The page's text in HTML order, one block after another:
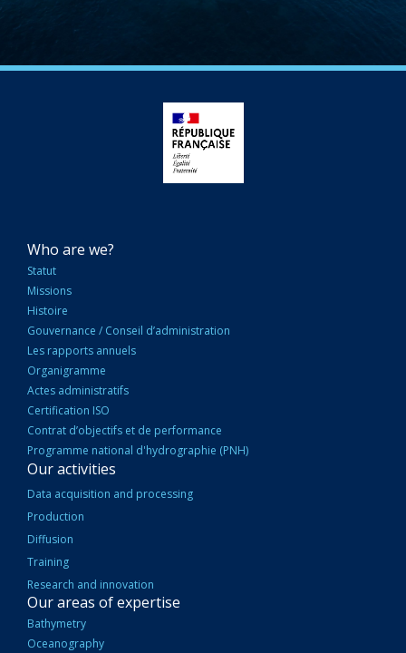
NAVIGATION
PRINCIPALE
Who are we?
Statut
Missions
Histoire
Gouvernance / Conseil d’administration
Les rapports annuels
Organigramme
Actes administratifs
Certification ISO
Contrat d’objectifs et de performance
Programme national d'hydrographie (PNH)
Our activities
Data acquisition and processing
Production
Diffusion
Training
Research and innovation
Our areas of expertise
Bathymetry
Oceanography